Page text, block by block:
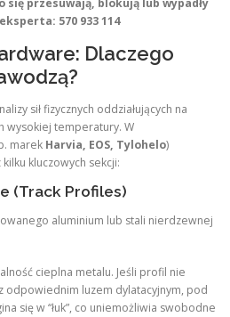
się przesuwają, blokują lub wypadły
570 933 114
Dlaczego
sił fizycznych oddziałujących na
wysokiej temperatury. W
marek Harvia, EOS, Tylohelo)
kluczowych sekcji:
(Track Profiles)
aluminium lub stali nierdzewnej
cieplna metalu. Jeśli profil nie
odpowiednim luzem dylatacyjnym, pod
się w “łuk”, co uniemożliwia swobodne